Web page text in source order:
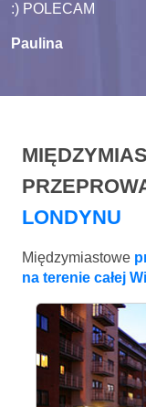
:) POLECAM
Paulina
LONDYNU
Międzymiastowe
na terenie całej